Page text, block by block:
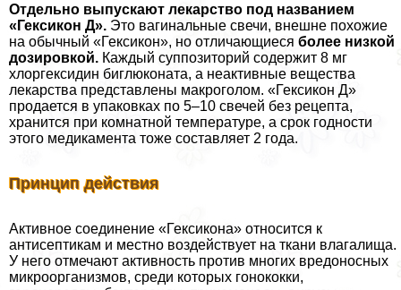
Отдельно выпускают лекарство под названием
«Гексикон Д». Это вaгинальные свечи, внешне похожие
на обычный «Гексикон», но отличающиеся более низкой
дозировкой. Каждый суппозиторий содержит 8 мг
хлоргексидин биглюконата, а неактивные вещества
лекарства представлены макроголом. «Гексикон Д»
продается в упаковках по 5–10 свечей без рецепта,
хранится при комнатной температуре, а срок годности
этого медикамента тоже составляет 2 года.
Принцип действия
Активное соединение «Гексикона» относится к
антисептикам и местно воздействует на ткани влагалища.
У него отмечают активность против многих вредоносных
микроорганизмов, среди которых гонококки,